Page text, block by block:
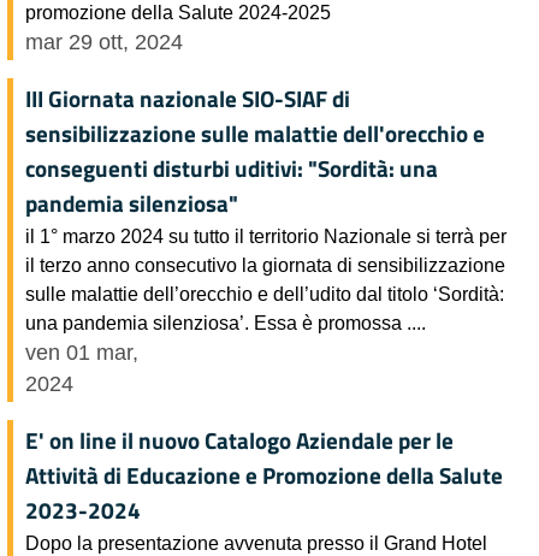
promozione della Salute 2024-2025
mar 29 ott, 2024
III Giornata nazionale SIO-SIAF di
sensibilizzazione sulle malattie dell'orecchio e
conseguenti disturbi uditivi: "Sordità: una
pandemia silenziosa"
il 1° marzo 2024 su tutto il territorio Nazionale si terrà per
il terzo anno consecutivo la giornata di sensibilizzazione
sulle malattie dell’orecchio e dell’udito dal titolo ‘Sordità:
una pandemia silenziosa’. Essa è promossa ....
ven 01 mar,
2024
E' on line il nuovo Catalogo Aziendale per le
Attività di Educazione e Promozione della Salute
2023-2024
Dopo la presentazione avvenuta presso il Grand Hotel